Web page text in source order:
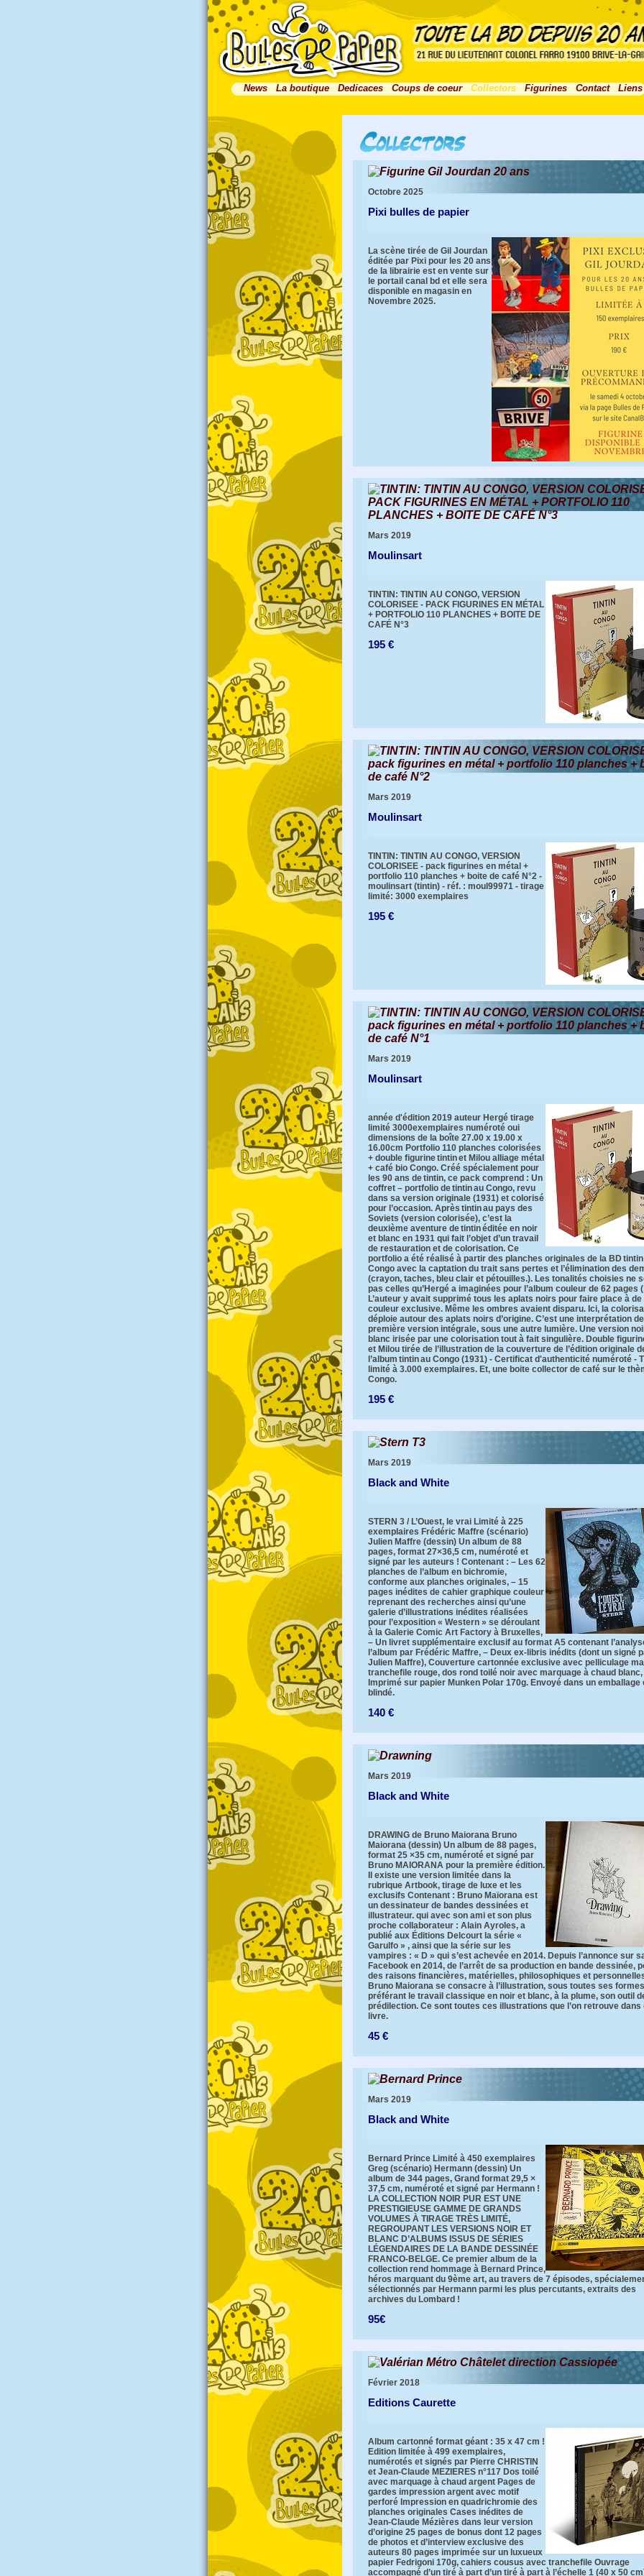
News La boutique Dedicaces Coups de coeur Collectors Figurines Contact Liens
Figurine Gil Jourdan 20 ans
Octobre 2025
Pixi bulles de papier
La scène tirée de Gil Jourdan
éditée par Pixi pour les 20 ans
de la librairie est en vente sur
le portail canal bd et elle sera
disponible en magasin en
Novembre 2025.
TINTIN: TINTIN AU CONGO, VERSION
PACK FIGURINES EN MÉTAL + PORTFOLIO 110
PLANCHES + BOITE DE CAFÉ N°3
Mars 2019
Moulinsart
TINTIN: TINTIN AU CONGO, VERSION
COLORISEE - PACK FIGURINES EN MÉTAL
+ PORTFOLIO 110 PLANCHES + BOITE DE
CAFÉ N°3
195 €
TINTIN: TINTIN AU CONGO, VERSION
pack figurines en métal + portfolio 110 planches +
de café N°2
Mars 2019
Moulinsart
TINTIN: TINTIN AU CONGO, VERSION
COLORISEE - pack figurines en métal +
portfolio 110 planches + boite de café N°2 -
moulinsart (tintin) - réf. : moul99971 - tirage
limité: 3000 exemplaires
195 €
TINTIN: TINTIN AU CONGO, VERSION
pack figurines en métal + portfolio 110 planches +
de café N°1
Mars 2019
Moulinsart
année d'édition 2019 auteur Hergé tirage
limité 3000exemplaires numéroté oui
dimensions de la boîte 27.00 x 19.00 x
16.00cm Portfolio 110 planches colorisées
+ double figurine tintin et Milou alliage métal
+ café bio Congo. Créé spécialement pour
les 90 ans de tintin, ce pack comprend : Un
coffret – portfolio de tintin au Congo, revu
dans sa version originale (1931) et colorisé
pour l’occasion. Après tintin au pays des
Soviets (version colorisée), c’est la
deuxième aventure de tintin éditée en noir
et blanc en 1931 qui fait l’objet d’un travail
de restauration et de colorisation. Ce
portfolio a été réalisé à partir des planches originales de la BD tintin
Congo avec la captation du trait sans pertes et l’élimination des
(crayon, taches, bleu clair et pétouilles.). Les tonalités choisies ne
pas celles qu’Hergé a imaginées pour l’album couleur de 62 pages
L’auteur y avait supprimé tous les aplats noirs pour faire place à de
couleur exclusive. Même les ombres avaient disparu. Ici, la
déploie autour des aplats noirs d’origine. C’est une interprétation
première version intégrale, sous une autre lumière. Une version
blanc irisée par une colorisation tout à fait singulière. Double
et Milou tirée de l’illustration de la couverture de l’édition originale
l’album tintin au Congo (1931) - Certificat d'authenticité numéroté -
limité à 3.000 exemplaires. Et, une boite collector de café sur le
Congo.
195 €
Stern T3
Mars 2019
Black and White
STERN 3 / L’Ouest, le vrai Limité à 225
exemplaires Frédéric Maffre (scénario)
Julien Maffre (dessin) Un album de 88
pages, format 27×36,5 cm, numéroté et
signé par les auteurs ! Contenant : – Les 62
planches de l’album en bichromie,
conforme aux planches originales, – 15
pages inédites de cahier graphique couleur
reprenant des recherches ainsi qu’une
galerie d’illustrations inédites réalisées
pour l’exposition « Western » se déroulant
à la Galerie Comic Art Factory à Bruxelles,
– Un livret supplémentaire exclusif au format A5 contenant
l’album par Frédéric Maffre, – Deux ex-libris inédits (dont un signé
Julien Maffre), Couverture cartonnée exclusive avec pelliculage
tranchefile rouge, dos rond toilé noir avec marquage à chaud blanc,
Imprimé sur papier Munken Polar 170g. Envoyé dans un emballage
blindé.
140 €
Drawning
Mars 2019
Black and White
DRAWING de Bruno Maiorana Bruno
Maiorana (dessin) Un album de 88 pages,
format 25 ×35 cm, numéroté et signé par
Bruno MAIORANA pour la première édition.
Il existe une version limitée dans la
rubrique Artbook, tirage de luxe et les
exclusifs Contenant : Bruno Maïorana est
un dessinateur de bandes dessinées et
illustrateur. qui avec son ami et son plus
proche collaborateur : Alain Ayroles, a
publié aux Éditions Delcourt la série «
Garulfo » , ainsi que la série sur les
vampires : « D » qui s’est achevée en 2014. Depuis l’annonce sur
Facebook en 2014, de l’arrêt de sa production en bande dessinée,
des raisons financières, matérielles, philosophiques et
Bruno Maiorana se consacre à l’illustration, sous toutes ses
préférant le travail classique en noir et blanc, à la plume, son outil
prédilection. Ce sont toutes ces illustrations que l’on retrouve dans
livre.
45 €
Bernard Prince
Mars 2019
Black and White
Bernard Prince Limité à 450 exemplaires
Greg (scénario) Hermann (dessin) Un
album de 344 pages, Grand format 29,5 ×
37,5 cm, numéroté et signé par Hermann !
LA COLLECTION NOIR PUR EST UNE
PRESTIGIEUSE GAMME DE GRANDS
VOLUMES À TIRAGE TRÈS LIMITÉ,
REGROUPANT LES VERSIONS NOIR ET
BLANC D’ALBUMS ISSUS DE SÉRIES
LÉGENDAIRES DE LA BANDE DESSINÉE
FRANCO-BELGE. Ce premier album de la
collection rend hommage à Bernard Prince,
héros marquant du 9ème art, au travers de 7 épisodes,
sélectionnés par Hermann parmi les plus percutants, extraits des
archives du Lombard !
95€
Valérian Métro Châtelet direction Cassiopée
Février 2018
Editions Caurette
Album cartonné format géant : 35 x 47 cm !
Edition limitée à 499 exemplaires,
numérotés et signés par Pierre CHRISTIN
et Jean-Claude MEZIERES n°117 Dos toilé
avec marquage à chaud argent Pages de
gardes impression argent avec motif
perforé Impression en quadrichromie des
planches originales Cases inédites de
Jean-Claude Mézières dans leur version
d’origine 25 pages de bonus dont 12 pages
de photos et d’interview exclusive des
auteurs 80 pages imprimée sur un luxueux
papier Fedrigoni 170g, cahiers cousus avec tranchefile Ouvrage
accompagné d’un tiré à part d’un tiré à part à l’échelle 1 (40 x 50